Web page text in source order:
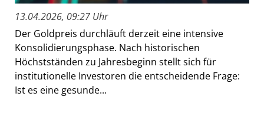
13.04.2026, 09:27 Uhr
Der Goldpreis durchläuft derzeit eine intensive
Konsolidierungsphase. Nach historischen
Höchstständen zu Jahresbeginn stellt sich für
institutionelle Investoren die entscheidende Frage:
Ist es eine gesunde...